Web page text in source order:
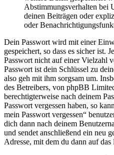
Abstimmungsverhalten bei
deinen Beiträgen oder
oder
Dein Passwort wird mit einer
gespeichert, so dass es sicher ist.
Passwort nicht auf einer Vielzahl
Passwort ist dein Schlüssel zu
also geh mit ihm sorgsam um.
des Betreibers, von phpBB
berechtigterweise nach deinem
Passwort vergessen haben, so
mein Passwort vergessen“
dich dann nach deinem
und sendet anschließend ein neu
Adresse, mit dem du dann auf